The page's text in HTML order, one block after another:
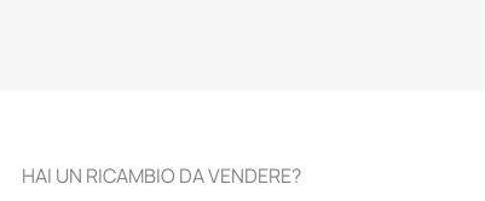
HAI UN RICAMBIO DA VENDERE?